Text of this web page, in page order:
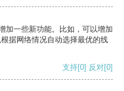
加一些新功能。比如，可以增加
据网络情况自动选择最优的线
支持[0] 反对[0]